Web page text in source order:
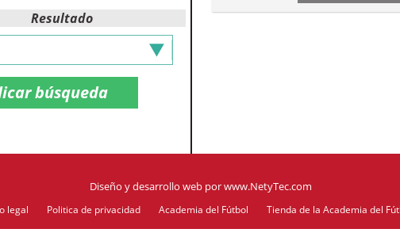
Resultado
Diseño y desarrollo web porwww.NetyTec.com
legal Politica de privacidad Academia del Fútbol Tienda de la Academia del